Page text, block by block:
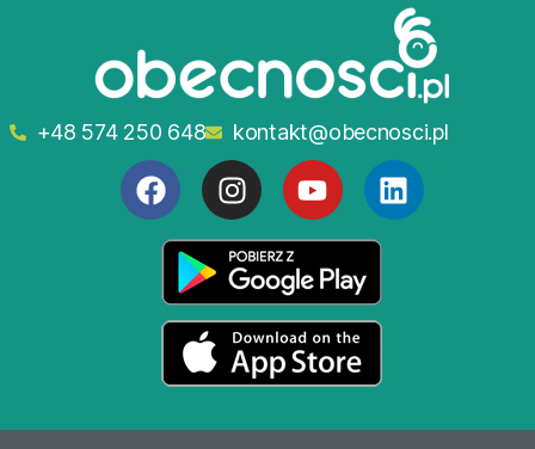
+48 574 250 648 kontakt@obecnosci.pl